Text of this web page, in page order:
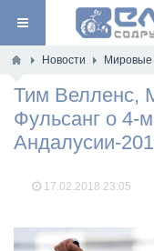
Новости Мировые
Тим Велленс,
Фульсанг о 4-
Андалусии-
17.02.2018 23:05